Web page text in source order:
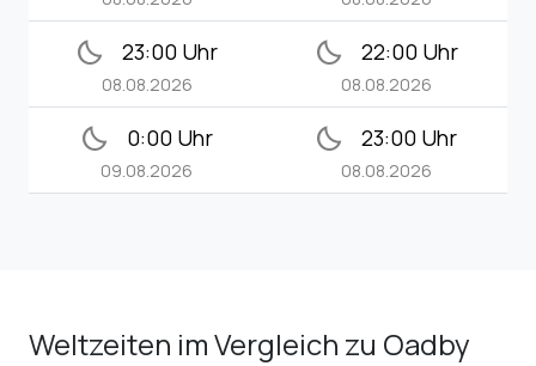
bedtime 23:00 Uhr
08.08.2026
bedtime 22:00 Uhr
08.08.2026
bedtime 0:00 Uhr
09.08.2026
bedtime 23:00 Uhr
08.08.2026
Weltzeiten im Vergleich zu Oadby